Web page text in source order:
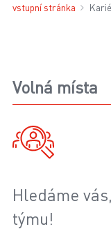
vstupní stránka
Volná místa
Hledáme
týmu!